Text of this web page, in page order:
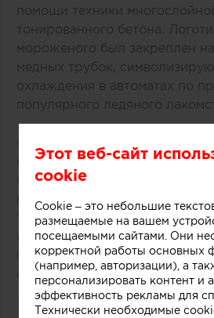
помощи техники
тонированного бетона.
мороженого был закреплен
медных трубок,
охлаждения в автоматах по
популярного ледяного
«Монолитный фасад торговой
среди других объектов
Средствами дизайна нам
внимание покупателей как на
так и на производственном
которого перемешивание
орехов и ароматических
авторы этого небольшого
Этот веб-сайт
cookie
Cookie – это небольшие
размещаемые на вашем
посещаемыми сайтами. Они
корректной работы основных
(например, авторизации), а
персонализировать контент и
эффективность рекламы для
Технически необходимые